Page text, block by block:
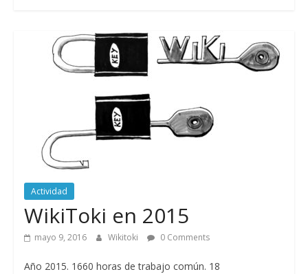
Actividad
WikiToki en 2015
mayo 9, 2016 Wikitoki 0 Comments
Año 2015. 1660 horas de trabajo común. 18